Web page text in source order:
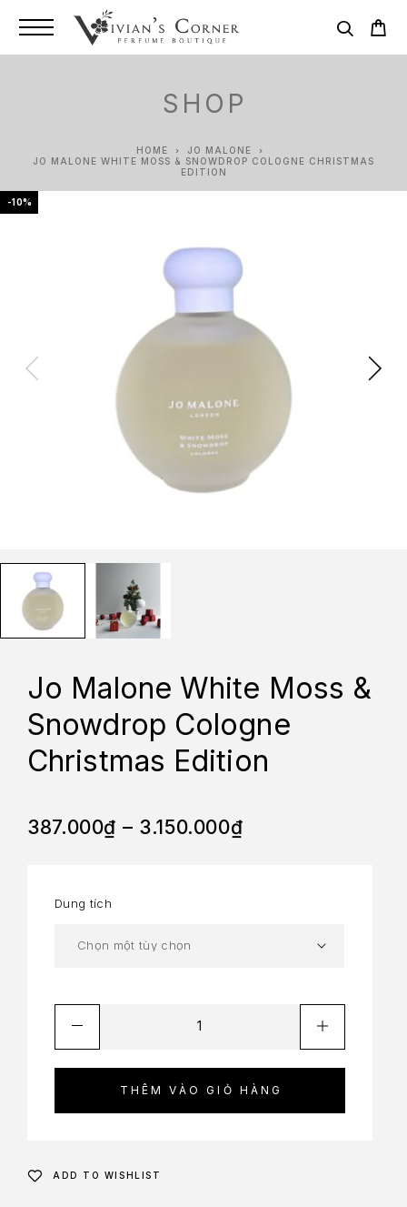
SHOP
HOME
JO MALONE
JO MALONE WHITE MOSS & SNOWDROP COLOGNE CHRISTMAS
EDITION
-10%
Jo Malone White Moss &
Snowdrop Cologne
Christmas Edition
387.000₫ – 3.150.000₫
Dung tích
THÊM VÀO GIỎ HÀNG
ADD TO WISHLIST